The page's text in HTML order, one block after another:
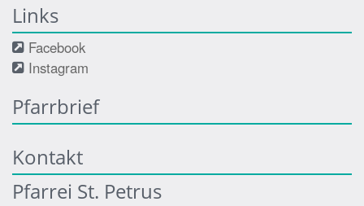
Links
Facebook
Instagram
Pfarrbrief
Kontakt
Pfarrei St. Petrus